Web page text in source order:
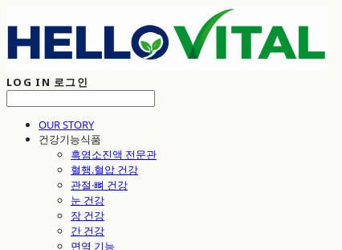
LOG IN 로그인
OUR STORY
건강기능식품
흑염소진액 전문관
혈행.혈압 건강
관절·뼈 건강
눈 건강
장 건강
간 건강
면역 기능